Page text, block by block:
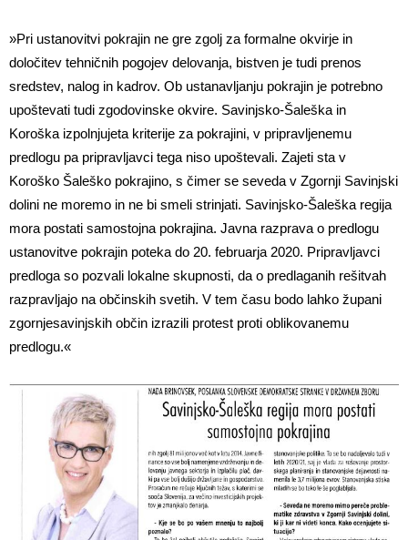
»Pri ustanovitvi pokrajin ne gre zgolj za formalne okvirje in
določitev tehničnih pogojev delovanja, bistven je tudi prenos
sredstev, nalog in kadrov. Ob ustanavljanju pokrajin je potrebno
upoštevati tudi zgodovinske okvire. Savinjsko-Šaleška in
Koroška izpolnjujeta kriterije za pokrajini, v pripravljenemu
predlogu pa pripravljavci tega niso upoštevali. Zajeti sta v
Koroško Šaleško pokrajino, s čimer se seveda v Zgornji Savinjski
dolini ne moremo in ne bi smeli strinjati. Savinjsko-Šaleška regija
mora postati samostojna pokrajina. Javna razprava o predlogu
ustanovitve pokrajin poteka do 20. februarja 2020. Pripravljavci
predloga so pozvali lokalne skupnosti, da o predlaganih rešitvah
razpravljajo na občinskih svetih. V tem času bodo lahko župani
zgornjesavinjskih občin izrazili protest proti oblikovanemu
predlogu.«